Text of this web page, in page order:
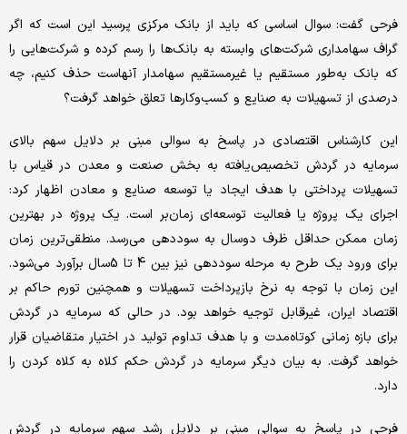
فرحی گفت: سوال اساسی که باید از بانک مرکزی پرسید این است که اگر
گراف سهامداری شرکت‌های وابسته به بانک‌ها را رسم کرده و شرکت‌هایی را
که بانک به‌‌‌طور مستقیم یا غیرمستقیم سهامدار آنهاست حذف کنیم، چه
درصدی از تسهیلات به صنایع و کسب‌وکارها تعلق خواهد گرفت؟
این کارشناس اقتصادی در پاسخ به سوالی مبنی بر دلایل سهم بالای
سرمایه در گردش تخصیص‌یافته به بخش صنعت و معدن در قیاس با
تسهیلات پرداختی با هدف ایجاد یا توسعه صنایع و معادن اظهار کرد:
اجرای یک پروژه یا فعالیت‌‌‌ توسعه‌‌‌ای زمان‌بر است. یک پروژه در بهترین
زمان ممکن حداقل ظرف دوسال به سوددهی می‌‌‌رسد. منطقی‌‌‌ترین زمان
برای ورود یک طرح به مرحله سوددهی نیز بین 4 تا 5سال برآورد می‌شود.
این زمان با توجه به نرخ بازپرداخت تسهیلات و همچنین تورم حاکم بر
اقتصاد ایران، غیر‌قابل توجیه خواهد بود. در حالی که سرمایه در گردش
برای بازه زمانی کوتاه‌‌‌مدت و با هدف تداوم تولید در اختیار متقاضیان قرار
خواهد گرفت. به بیان دیگر سرمایه در گردش حکم کلاه به کلاه کردن را
دارد.
فرحی در پاسخ به سوالی مبنی بر دلایل رشد سهم سرمایه ‌‌‌در گردش